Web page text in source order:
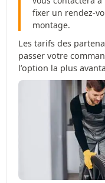
fixer un rendez-
montage.
Les tarifs des
passer votre
l’option la plus